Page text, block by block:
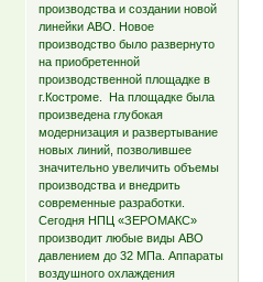
производства и создании новой
линейки АВО. Новое
производство было развернуто
на приобретенной
производственной площадке в
г.Костроме. На площадке была
произведена глубокая
модернизация и развертывание
новых линий, позволившее
значительно увеличить объемы
производства и внедрить
современные разработки.
Сегодня НПЦ «ЗЕРОМАКС»
производит любые виды АВО
давлением до 32 МПа. Аппараты
воздушного охлаждения